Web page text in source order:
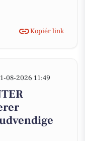
Kopiér link
08-2026 11:49